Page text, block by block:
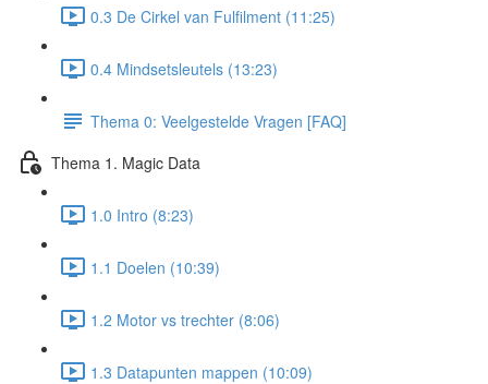
0.3 De Cirkel van Fulfilment (11:25)
0.4 Mindsetsleutels (13:23)
Thema 0: Veelgestelde Vragen [FAQ]
Thema 1. Magic Data
1.0 Intro (8:23)
1.1 Doelen (10:39)
1.2 Motor vs trechter (8:06)
1.3 Datapunten mappen (10:09)